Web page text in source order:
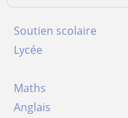
Soutien scolaire
Lycée
Maths
Anglais